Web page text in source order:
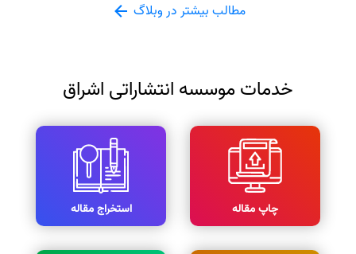
مطالب بیشتر در وبلاگ
خدمات موسسه انتشاراتی اشراق
چاپ مقاله استخراج مقاله